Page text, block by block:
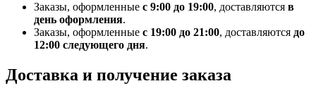
Заказы, оформленные с 9:00 до 19:00, доставляются в
день оформления.
Заказы, оформленные с 19:00 до 21:00, доставляются до
12:00 следующего дня.
Доставка и получение заказа